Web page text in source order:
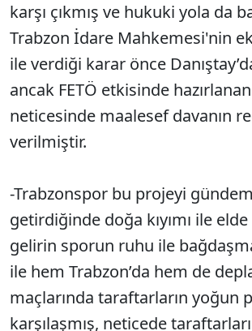
karşı çıkmış ve hukuki yola da
Trabzon İdare Mahkemesi'nin
ile verdiği karar önce
ancak FETÖ etkisinde
neticesinde maalesef davanın
verilmiştir.
-Trabzonspor bu projeyi
getirdiğinde doğa kıyımı ile
gelirin sporun ruhu ile
ile hem Trabzon’da hem de
maçlarında taraftarların yoğun
karşılaşmış, neticede